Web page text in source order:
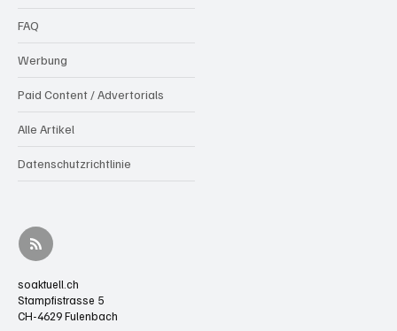
FAQ
Werbung
Paid Content / Advertorials
Alle Artikel
Datenschutzrichtlinie
soaktuell.ch
Stampfistrasse 5
CH-4629 Fulenbach